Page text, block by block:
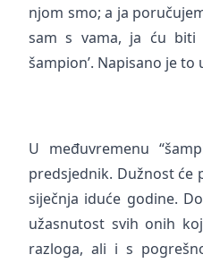
njom smo; a ja
sam s vama, ja ću
šampion’. Napisano je
U međuvremenu
predsjednik. Dužnost će
siječnja iduće godine.
užasnutost svih onih
razloga, ali i s